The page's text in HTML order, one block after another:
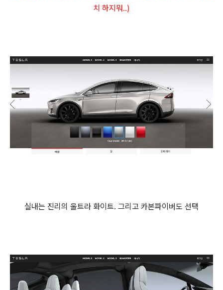
치 하지뭐..)
실내는 진리의 울트라 화이트. 그리고 카본파이버도 선택